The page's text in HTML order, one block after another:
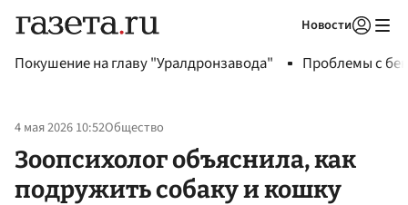
Новости
Покушение на главу "Уралдронзавода" Проблемы с
4 мая 2026 10:52Общество
Зоопсихолог объяснила, как
подружить собаку и кошку